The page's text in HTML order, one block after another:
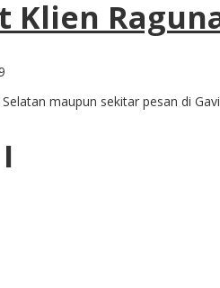
Klien
maupun sekitar pesan di